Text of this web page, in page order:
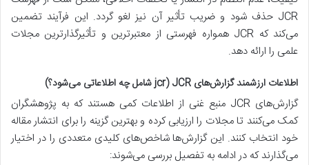
JCR حذف شود و ضریب تأثیر آن نیز لغو گردد. این فرآیند تضمین
می‌کند که JCR همواره فهرستی از معتبرترین و تأثیرگذارترین مجلات
علمی را ارائه دهد.
اطلاعات ارزشمند گزارش‌های JCR (jcr شامل چه اطلاعاتی می‌شود؟)
گزارش‌های JCR منبع غنی از اطلاعات کمی هستند که به پژوهشگران
کمک می‌کنند تا مجلات را ارزیابی کرده و بهترین گزینه را برای انتشار مقاله
خود انتخاب کنند. این گزارش‌ها شاخص‌های کلیدی متعددی را در اختیار
می‌گذارند که در ادامه به تفصیل بررسی می‌شوند: